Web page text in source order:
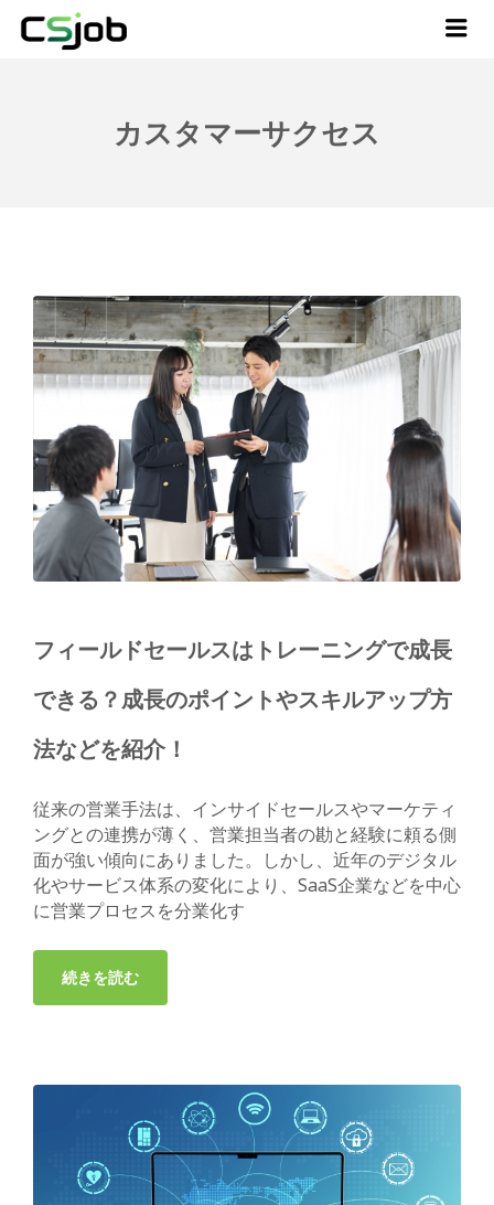
カスタマーサクセス
フィールドセールスはトレーニングで成長
できる？成長のポイントやスキルアップ方
法などを紹介！
従来の営業手法は、インサイドセールスやマーケティ
ングとの連携が薄く、営業担当者の勘と経験に頼る側
面が強い傾向にありました。しかし、近年のデジタル
化やサービス体系の変化により、SaaS企業などを中心
に営業プロセスを分業化す